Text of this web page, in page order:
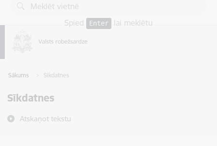
Pāriet uz lapas saturu
Spied
Enter lai meklētu
Sākums Sīkdatnes
Sīkdatnes
Atskaņot tekstu